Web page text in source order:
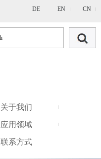
CN
EN
DE
关于我们
应用领域
联系方式